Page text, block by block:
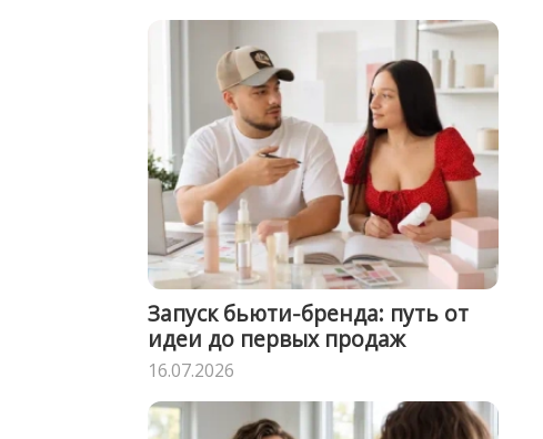
Запуск бьюти‑бренда: путь от
идеи до первых продаж
16.07.2026